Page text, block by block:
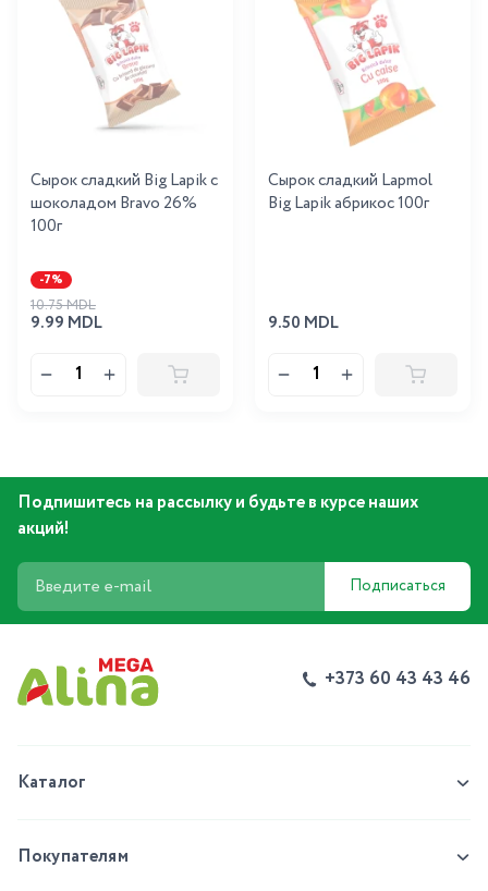
Сырок сладкий Big Lapik с
шоколадом Bravo 26%
100г
-7%
9.99 MDL
10.75 MDL
Сырок сладкий Lapmol
Big Lapik абрикос 100г
9.50 MDL
Подпишитесь на рассылку и будьте в курсе наших
акций!
Подписаться
+373 60 43 43 46
Каталог
Покупателям